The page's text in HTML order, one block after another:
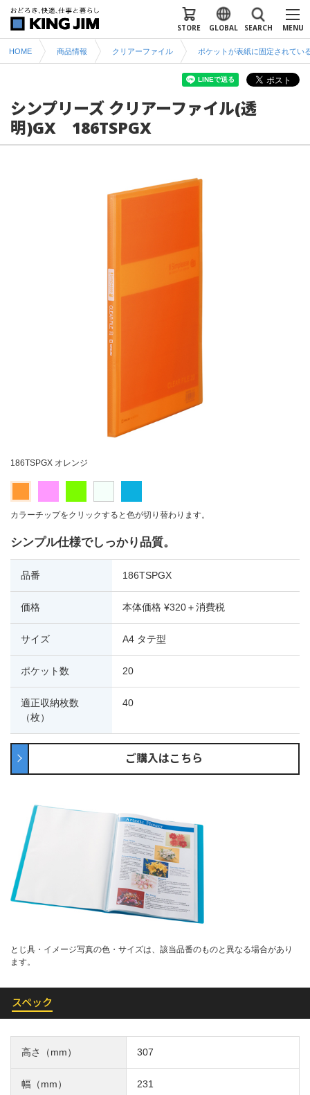
MENU
SEARCH
GLOBAL
STORE
HOME 商品情報 クリアーファイル ポケットが表紙に固定されてい
シンプリーズ クリアーファイル(透
明)GX 186TSPGX
186TSPGX オレンジ
カラーチップをクリックすると色が切り替わります。
シンプル仕様でしっかり品質。
品番 186TSPGX
価格 本体価格 ¥320＋消費税
サイズ A4 タテ型
ポケット数 20
適正収納枚数
（枚）
40
ご購入はこちら
とじ具・イメージ写真の色・サイズは、該当品番のものと異なる場合があり
ます。
スペック
高さ（mm） 307
幅（mm） 231